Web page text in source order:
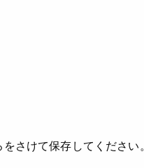
さけて保存してください。